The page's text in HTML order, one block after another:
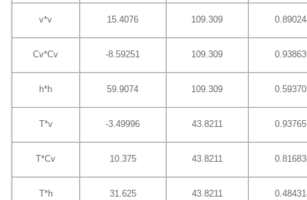
v*v 15.4076 109.309
Cv*Cv -8.59251 109.309
h*h 59.9074 109.309
T*v -3.49996 43.8211
T*Cv 10.375 43.8211
T*h 31.625 43.8211